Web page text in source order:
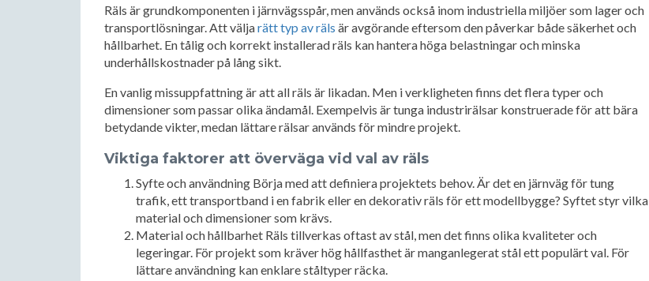
Räls är grundkomponenten i järnvägsspår, men används också inom industriella miljöer som lager och
transportlösningar. Att väljarätt typ av räls är avgörande eftersom den påverkar både säkerhet och
hållbarhet. En tålig och korrekt installerad räls kan hantera höga belastningar och minska
underhållskostnader på lång sikt.
En vanlig missuppfattning är att all räls är likadan. Men i verkligheten finns det flera typer och
dimensioner som passar olika ändamål. Exempelvis är tunga industrirälsar konstruerade för att bära
betydande vikter, medan lättare rälsar används för mindre projekt.
Viktiga faktorer att överväga vid val av räls
Syfte och användning Börja med att definiera projektets behov. Är det en järnväg för tung
trafik, ett transportband i en fabrik eller en dekorativ räls för ett modellbygge? Syftet styr vilka
material och dimensioner som krävs.
Material och hållbarhet Räls tillverkas oftast av stål, men det finns olika kvaliteter och
legeringar. För projekt som kräver hög hållfasthet är manganlegerat stål ett populärt val. För
lättare användning kan enklare ståltyper räcka.